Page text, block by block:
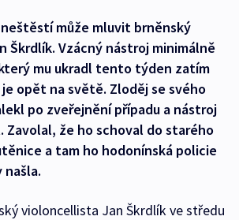
může mluvit brněnský
Škrdlík. Vzácný nástroj minimálně
mu ukradl tento týden zatím
opět na světě. Zloděj se svého
po zveřejnění případu a nástroj
že ho schoval do starého
a tam ho hodonínská policie
našla.
violoncellista Jan Škrdlík ve středu